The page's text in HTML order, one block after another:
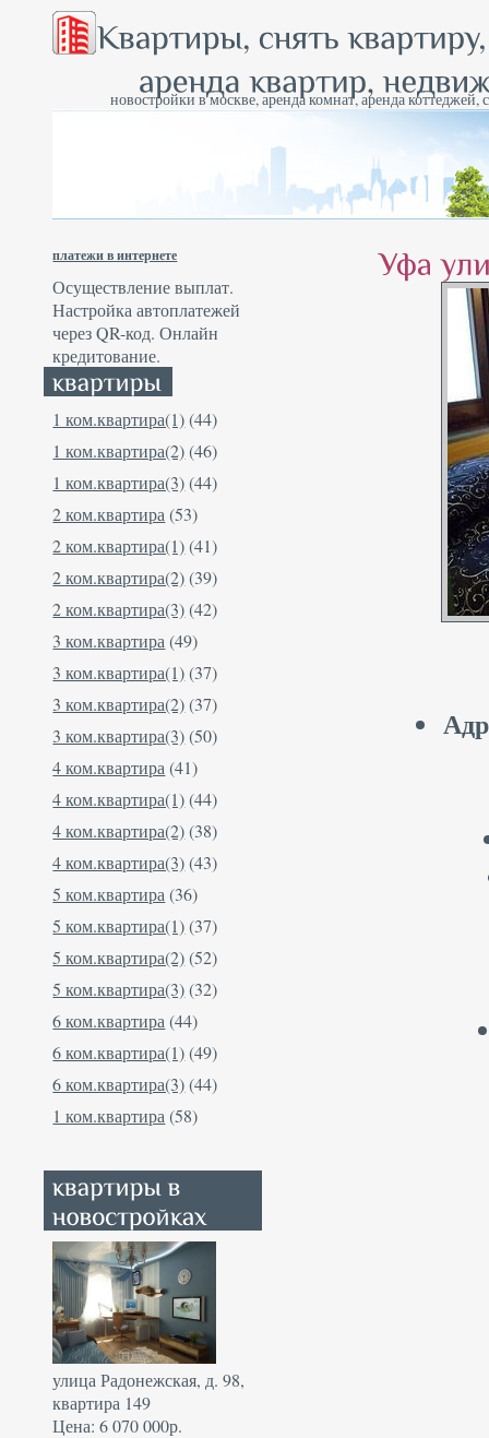
новостройки в москве, аренда комнат, аренда
платежи в интернете
Осуществление выплат.
Настройка автоплатежей
через QR-код. Онлайн
кредитование.
1 ком.квартира(1)(44)
1 ком.квартира(2)(46)
1 ком.квартира(3)(44)
2 ком.квартира (53)
2 ком.квартира(1)(41)
2 ком.квартира(2)(39)
2 ком.квартира(3)(42)
3 ком.квартира (49)
3 ком.квартира(1)(37)
3 ком.квартира(2)(37)
3 ком.квартира(3)(50)
4 ком.квартира (41)
4 ком.квартира(1)(44)
4 ком.квартира(2)(38)
4 ком.квартира(3)(43)
5 ком.квартира (36)
5 ком.квартира(1)(37)
5 ком.квартира(2)(52)
5 ком.квартира(3)(32)
6 ком.квартира (44)
6 ком.квартира(1)(49)
6 ком.квартира(3)(44)
1 ком.квартира (58)
улица Радонежская, д. 98,
квартира 149
Цена: 6 070 000р.